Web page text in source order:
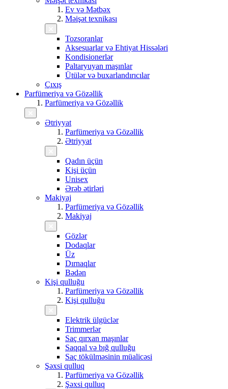
Ev və Mətbəx
Məişət texnikası
Tozsoranlar
Aksesuarlar və Ehtiyat Hissələri
Kondisionerlər
Paltaryuyan maşınlar
Ütülər və buxarlandırıcılar
Çıxış
Parfümeriya və Gözəllik
Parfümeriya və Gözəllik
Ətriyyat
Parfümeriya və Gözəllik
Ətriyyat
Qadın üçün
Kişi üçün
Unisex
Ərəb ətirləri
Makiyaj
Parfümeriya və Gözəllik
Makiyaj
Gözlər
Dodaqlar
Üz
Dırnaqlar
Bədən
Kişi qulluğu
Parfümeriya və Gözəllik
Kişi qulluğu
Elektrik ülgüclər
Trimmerlər
Saç qırxan maşınlar
Saqqal və bığ qulluğu
Saç tökülməsinin müalicəsi
Şəxsi qulluq
Parfümeriya və Gözəllik
Şəxsi qulluq